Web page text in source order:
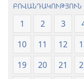
ԲՈՎԱՆԴԱԿՈՒԹՅՈՒՆ
1 2 3
10
11 12
19
20 21